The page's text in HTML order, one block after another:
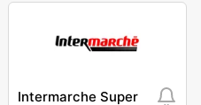
Intermarche Super